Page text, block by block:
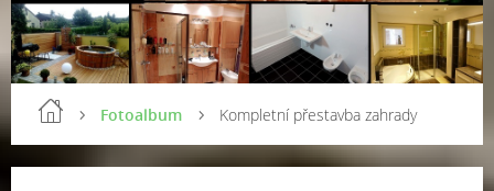
Fotoalbum Kompletní přestavba zahrady